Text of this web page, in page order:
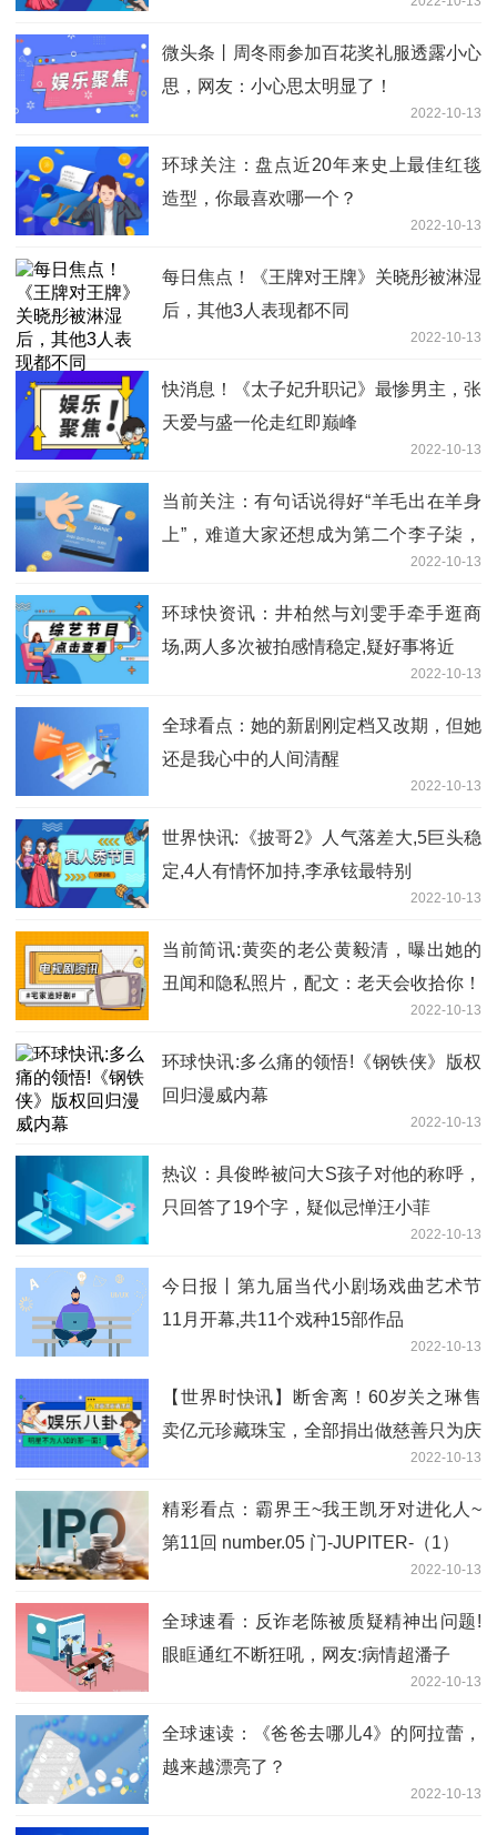
微头条丨周冬雨参加百花奖礼服透露小心
思，网友：小心思太明显了！
2022-10-13
环球关注：盘点近20年来史上最佳红毯
造型，你最喜欢哪一个？
2022-10-13
每日焦点！《王牌对王牌》关晓彤被淋湿
后，其他3人表现都不同
2022-10-13
快消息！《太子妃升职记》最惨男主，张
天爱与盛一伦走红即巅峰
2022-10-13
当前关注：有句话说得好“羊毛出在羊身
上”，难道大家还想成为第二个李子柒，
2022-10-13
环球快资讯：井柏然与刘雯手牵手逛商
场,两人多次被拍感情稳定,疑好事将近
2022-10-13
全球看点：她的新剧刚定档又改期，但她
还是我心中的人间清醒
2022-10-13
世界快讯:《披哥2》人气落差大,5巨头稳
定,4人有情怀加持,李承铉最特别
2022-10-13
当前简讯:黄奕的老公黄毅清，曝出她的
丑闻和隐私照片，配文：老天会收拾你！
2022-10-13
环球快讯:多么痛的领悟!《钢铁侠》版权
回归漫威内幕
2022-10-13
热议：具俊晔被问大S孩子对他的称呼，
只回答了19个字，疑似忌惮汪小菲
2022-10-13
今日报丨第九届当代小剧场戏曲艺术节
11月开幕,共11个戏种15部作品
2022-10-13
【世界时快讯】断舍离！60岁关之琳售
卖亿元珍藏珠宝，全部捐出做慈善只为庆
2022-10-13
精彩看点：霸界王~我王凯牙对进化人~
第11回 number.05 门-JUPITER-（1）
2022-10-13
全球速看：反诈老陈被质疑精神出问题!
眼眶通红不断狂吼，网友:病情超潘子
2022-10-13
全球速读：《爸爸去哪儿4》的阿拉蕾，
越来越漂亮了？
2022-10-13